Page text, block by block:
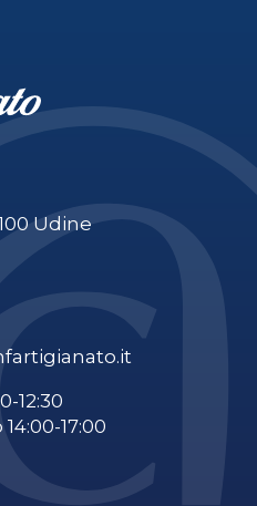
Udine
12:30
17:00